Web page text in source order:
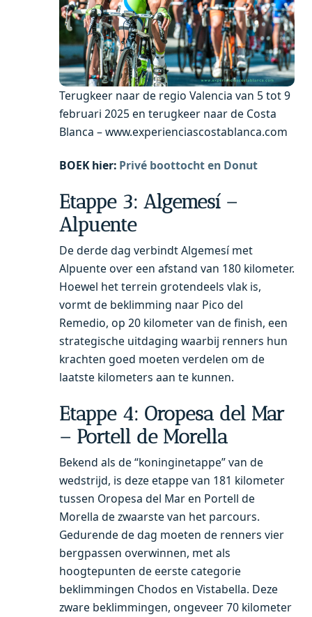
Terugkeer naar de regio Valencia van 5 tot 9
februari 2025 en terugkeer naar de Costa
Blanca – www.experienciascostablanca.com
BOEK hier: Privé boottocht en Donut
Etappe 3: Algemesí –
Alpuente
De derde dag verbindt Algemesí met
Alpuente over een afstand van 180 kilometer.
Hoewel het terrein grotendeels vlak is,
vormt de beklimming naar Pico del
Remedio, op 20 kilometer van de finish, een
strategische uitdaging waarbij renners hun
krachten goed moeten verdelen om de
laatste kilometers aan te kunnen.
Etappe 4: Oropesa del Mar
– Portell de Morella
Bekend als de “koninginetappe” van de
wedstrijd, is deze etappe van 181 kilometer
tussen Oropesa del Mar en Portell de
Morella de zwaarste van het parcours.
Gedurende de dag moeten de renners vier
bergpassen overwinnen, met als
hoogtepunten de eerste categorie
beklimmingen Chodos en Vistabella. Deze
zware beklimmingen, ongeveer 70 kilometer